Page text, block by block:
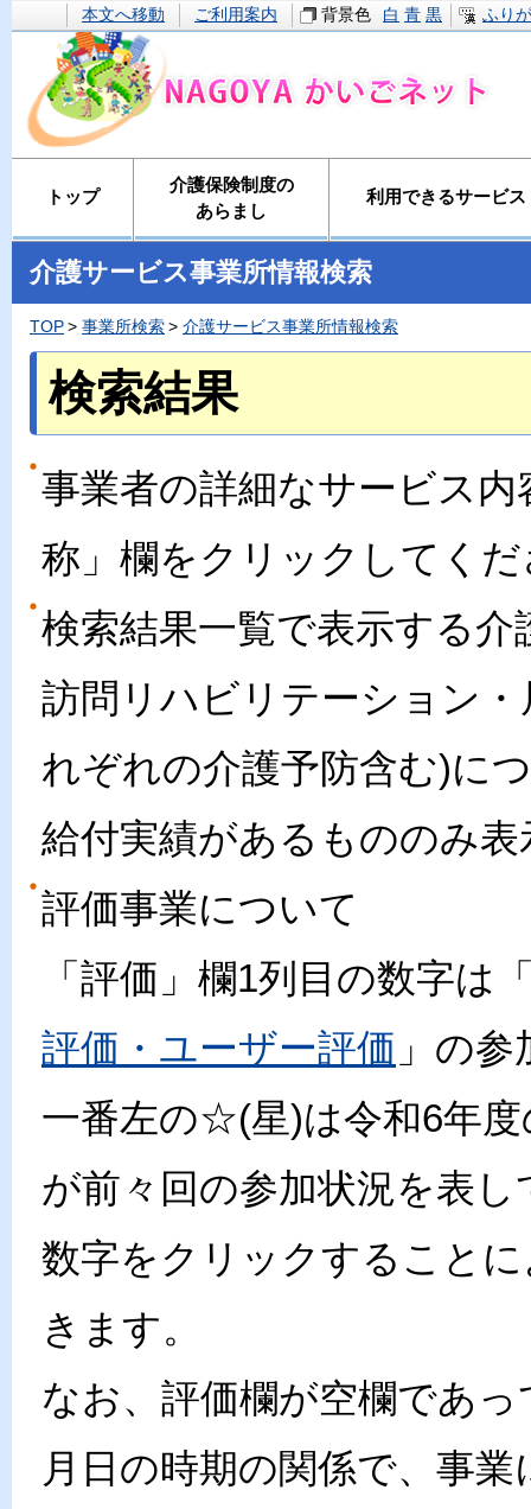
本文へ移動 ご利用案内 背景色 白 青 黒 ふり
トップ
介護保険制度の
あらまし
利用できるサービス
介護サービス事業所情報検索
TOP 事業所検索 介護サービス事業所情報検索
検索結果
事業者の詳細なサービス
称」欄をクリックしてく
検索結果一覧で表示する
訪問リハビリテーション
れぞれの介護予防含む)に
給付実績があるもののみ
評価事業について
「評価」欄1列目の数字は
評価・ユーザー評価 」の
一番左の☆(星)は令和6年
が前々回の参加状況を表し
数字をクリックすること
きます。
なお、評価欄が空欄であ
月日の時期の関係で、事